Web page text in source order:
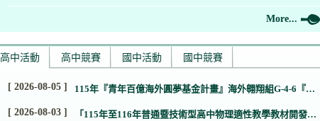
計畫
More...
高中活動 高中競賽 國中活動 國中競賽
[ 2026-08-05 ]
115年『青年百億海外圓夢基金計畫』海外翱翔組G-4-6『健
[ 2026-08-03 ]
「115年至116年普通暨技術型高中物理適性教學教材開發計